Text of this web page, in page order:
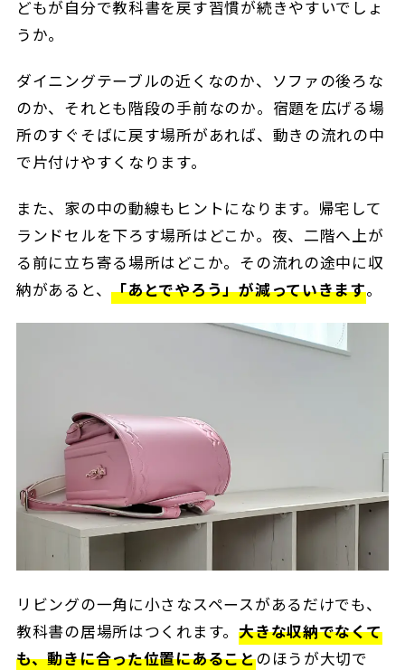
どもが自分で教科書を戻す習慣が続きやすいでしょ
うか。
ダイニングテーブルの近くなのか、ソファの後ろな
のか、それとも階段の手前なのか。宿題を広げる場
所のすぐそばに戻す場所があれば、動きの流れの中
で片付けやすくなります。
また、家の中の動線もヒントになります。帰宅して
ランドセルを下ろす場所はどこか。夜、二階へ上が
る前に立ち寄る場所はどこか。その流れの途中に収
納があると、「あとでやろう」が減っていきます。
リビングの一角に小さなスペースがあるだけでも、
教科書の居場所はつくれます。大きな収納でなくて
も、動きに合った位置にあることのほうが大切で